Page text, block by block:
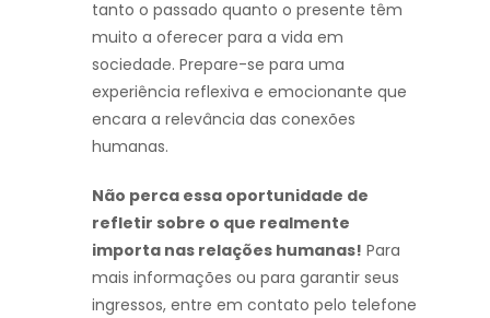
tanto o passado quanto o presente têm
muito a oferecer para a vida em
sociedade. Prepare-se para uma
experiência reflexiva e emocionante que
encara a relevância das conexões
humanas.
Não perca essa oportunidade de
refletir sobre o que realmente
importa nas relações humanas! Para
mais informações ou para garantir seus
ingressos, entre em contato pelo telefone